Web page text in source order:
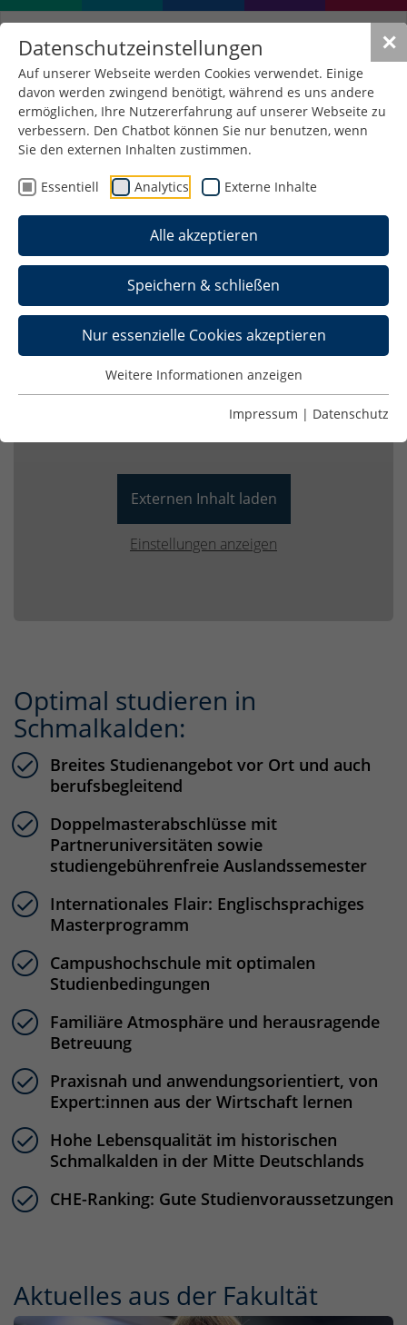
✕
Datenschutzeinstellungen
Auf unserer Webseite werden Cookies verwendet. Einige
davon werden zwingend benötigt, während es uns andere
ermöglichen, Ihre Nutzererfahrung auf unserer Webseite zu
verbessern. Den Chatbot können Sie nur benutzen, wenn
Sie den externen Inhalten zustimmen.
Essentiell Analytics Externe Inhalte
Alle akzeptieren
Speichern & schließen
Nur essenzielle Cookies akzeptieren
Weitere Informationen anzeigen
Impressum | Datenschutz
Fakultät
Wirtschaftswissenschaften
Externen Inhalt laden
Einstellungen anzeigen
Optimal studieren in
Schmalkalden:
Breites Studienangebot vor Ort und auch
berufsbegleitend
Doppelmasterabschlüsse mit
Partneruniversitäten sowie
studiengebührenfreie Auslandssemester
Internationales Flair: Englischsprachiges
Masterprogramm
Campushochschule mit optimalen
Studienbedingungen
Familiäre Atmosphäre und herausragende
Betreuung
Praxisnah und anwendungsorientiert, von
Expert:innen aus der Wirtschaft lernen
Hohe Lebensqualität im historischen
Schmalkalden in der Mitte Deutschlands
CHE-Ranking: Gute Studienvoraussetzungen
Aktuelles aus der Fakultät